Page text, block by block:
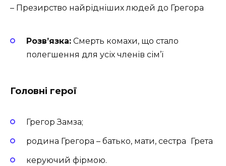
– Презирство найрідніших людей до Грегора
Розв’язка: Смерть комахи, що стало
полегшення для усіх членів сім’ї
Головні герої
Грегор Замза;
родина Грегора – батько, мати, сестра Грета
керуючий фірмою.